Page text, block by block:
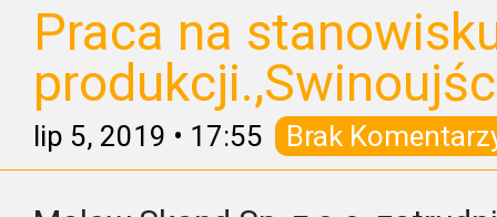
Praca na
lip 5, 2019 • 17:55 Brak